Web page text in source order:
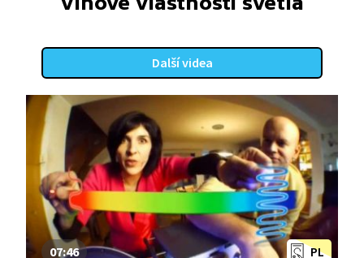
na měření rychlosti větru. Rychlost letu letadla se
Další videa
PL
07:46